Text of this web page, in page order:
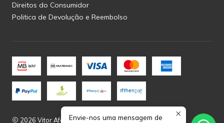
Direitos do Consumidor
Politica de Devolução e Reembolso
2026 Vitor Afonso.Envie-nos uma mensagem de